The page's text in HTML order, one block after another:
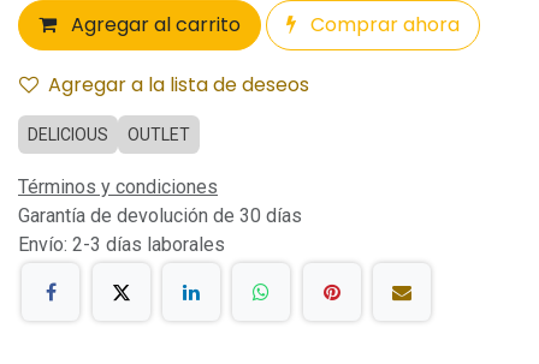
Agregar al carrito Comprar ahora
Agregar a la lista de deseos
DELICIOUS OUTLET
Términos y condiciones
Garantía de devolución de 30 días
Envío: 2-3 días laborales